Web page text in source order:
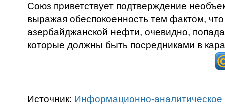
Союз приветствует подтверждение
выражая обеспокоенность тем фактом,
азербайджанской нефти, очевидно,
которые должны быть посредниками в
Источник: Информационно-аналитическое